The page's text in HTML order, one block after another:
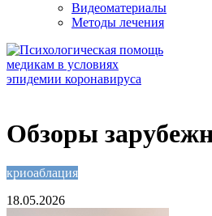
Видеоматериалы
Методы лечения
Обзоры
криоаблация
18.05.2026